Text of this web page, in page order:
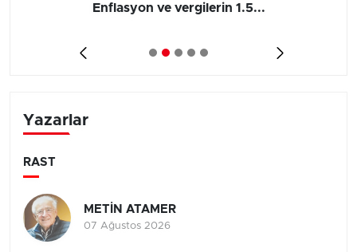
Enflasyon ve vergilerin 1.5...
Yazarlar
RAST
METİN ATAMER
07 Ağustos 2026